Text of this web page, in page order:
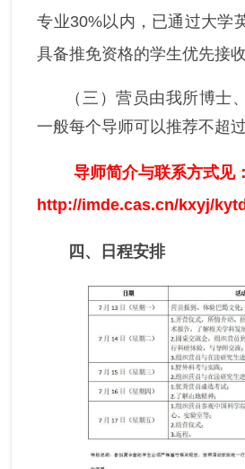
专业30%以内，已通过大学
具备推免资格的学生优先接收
（三）营员由我所博士
一般每个导师可以推荐不超
导师简介与联系方式见：
http://imde.cas.cn/kxyj/
四、 日程安排